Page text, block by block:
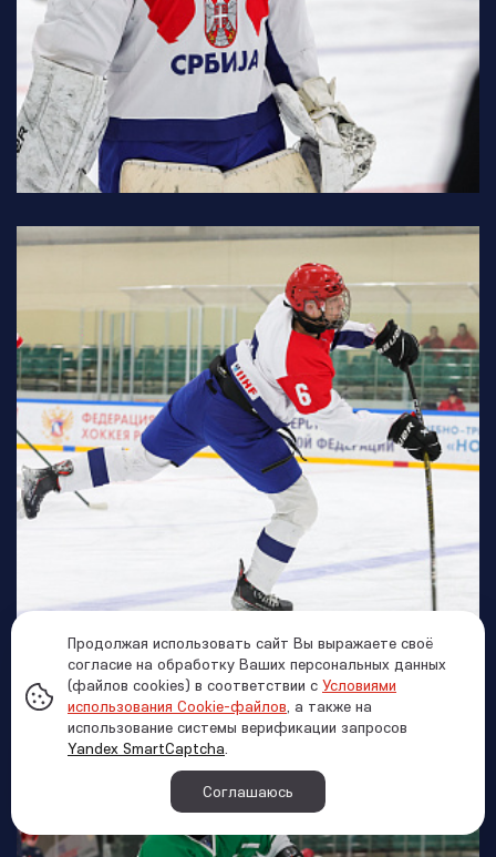
Продолжая использовать сайт Вы выражаете своё
согласие на обработку Ваших персональных данных
(файлов cookies) в соответствии с Условиями
использования Cookie-файлов, а также на
использование системы верификации запросов
Yandex SmartCaptcha.
Соглашаюсь